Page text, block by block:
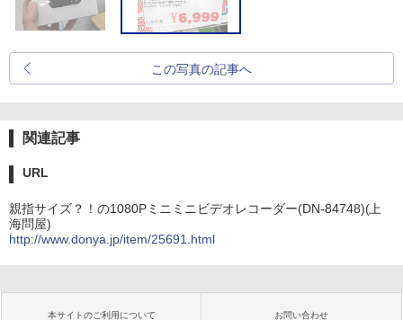
この写真の記事へ
関連記事
URL
親指サイズ？！の1080Pミニミニビデオレコーダー(DN-84748)(上
海問屋)
http://www.donya.jp/item/25691.html
本サイトのご利用について お問い合わせ